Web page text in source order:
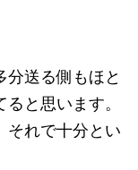
送る側もほと
と思います。
それで十分とい